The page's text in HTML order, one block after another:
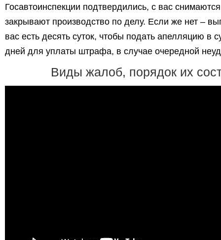
Госавтоинспекции подтвердились, с вас
закрывают производство по делу. Если же нет –
вас есть десять суток, чтобы подать апелляцию в
дней для уплаты штрафа, в случае очередной
Виды жалоб, порядок их